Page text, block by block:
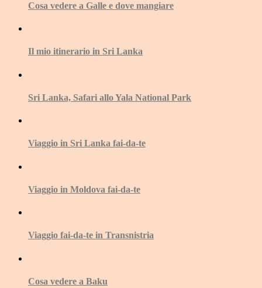
Cosa vedere a Galle e dove mangiare
Il mio itinerario in Sri Lanka
Sri Lanka, Safari allo Yala National Park
Viaggio in Sri Lanka fai-da-te
Viaggio in Moldova fai-da-te
Viaggio fai-da-te in Transnistria
Cosa vedere a Baku